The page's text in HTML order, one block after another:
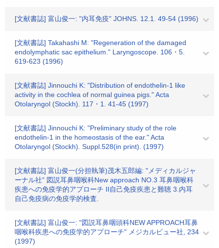
[文献書誌] 富山俊一: "内耳免疫" JOHNS. 12.1. 49-54 (1996)
[文献書誌] Takahashi M: "Regeneration of the damaged
endolymphatic sac epithelium." Laryngoscope. 106・5.
619-623 (1996)
[文献書誌] Jinnouchi K: "Distribution of endothelin-1 like
activity in the cochlea of normal guinea pigs." Acta
Otolaryngol (Stockh). 117・1. 41-45 (1997)
[文献書誌] Jinnouchi K: "Preliminary study of the role
endothelin-1 in the homeostasis of the ear." Acta
Otolaryngol (Stockh). Suppl.528(in print). (1997)
[文献書誌] 富山俊一(分担執筆)茂木五郎編: "メディカルジャ
ーナル社" 図説耳鼻咽喉科New approach NO.3 耳鼻咽喉科
疾患への免疫学的アプローチ II自己免疫疾患と難聴 3.内耳
自己免疫病の免疫学的検査.
[文献書誌] 富山俊一: "図説耳鼻咽頭科NEW APPROACH耳鼻
咽喉科疾患への免疫学的アプローチ" メジカルビュー社, 234
(1997)